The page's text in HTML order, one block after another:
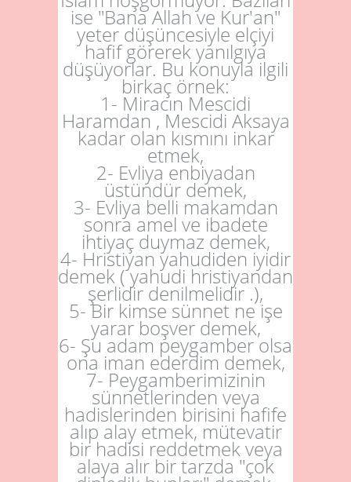
ise "Bana Allah ve Kur'an"
yeter düşüncesiyle elçiyi
hafif görerek yanılgıya
düşüyorlar. Bu konuyla ilgili
birkaç örnek:
1- Miracın Mescidi
Haramdan , Mescidi Aksaya
kadar olan kısmını inkar
etmek,
2- Evliya enbiyadan
üstündür demek,
3- Evliya belli makamdan
sonra amel ve ibadete
ihtiyaç duymaz demek,
4- Hristiyan yahudiden iyidir
demek ( yahudi hristiyandan
şerlidir denilmelidir .),
5- Bir kimse sünnet ne işe
yarar boşver demek,
6- Şu adam peygamber olsa
ona iman ederdim demek,
7- Peygamberimizinin
sünnetlerinden veya
hadislerinden birisini hafife
alıp alay etmek, mütevatir
bir hadisi reddetmek veya
alaya alır bir tarzda "çok